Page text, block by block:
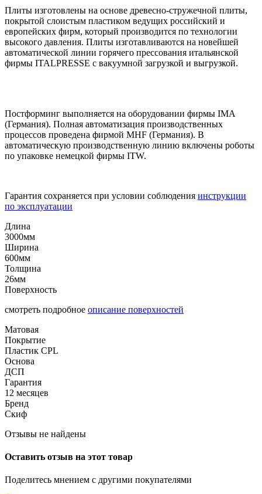
Плиты изготовлены на основе древесно-стружечной плиты,
покрытой слоистым пластиком ведущих российский и
европейских фирм, который производится по технологии
высокого давления. Плиты изготавливаются на новейшей
автоматической линии горячего прессования итальянской
фирмы ITALPRESSE с вакуумной загрузкой и выгрузкой.
Постформинг выполняется на оборудовании фирмы IMA
(Германия). Полная автоматизация производственных
процессов проведена фирмой MHF (Германия). В
автоматическую производственную линию включены роботы
по упаковке немецкой фирмы ITW.
Гарантия сохраняется при условии соблюдения инструкции
по эксплуатации
Длина
3000мм
Ширина
600мм
Толщина
26мм
Поверхность
смотреть подробное описание поверхностей
Матовая
Покрытие
Пластик CPL
Основа
ДСП
Гарантия
12 месяцев
Бренд
Скиф
Отзывы не найдены
Оставить отзыв на этот товар
Поделитесь мнением с другими покупателями